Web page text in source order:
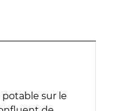
sur le